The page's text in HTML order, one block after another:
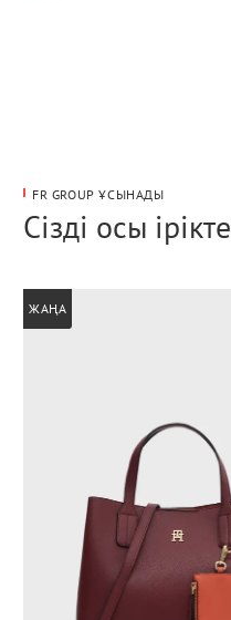
FR GROUP ҰСЫНАДЫ
Сізді осы
ЖАҢА